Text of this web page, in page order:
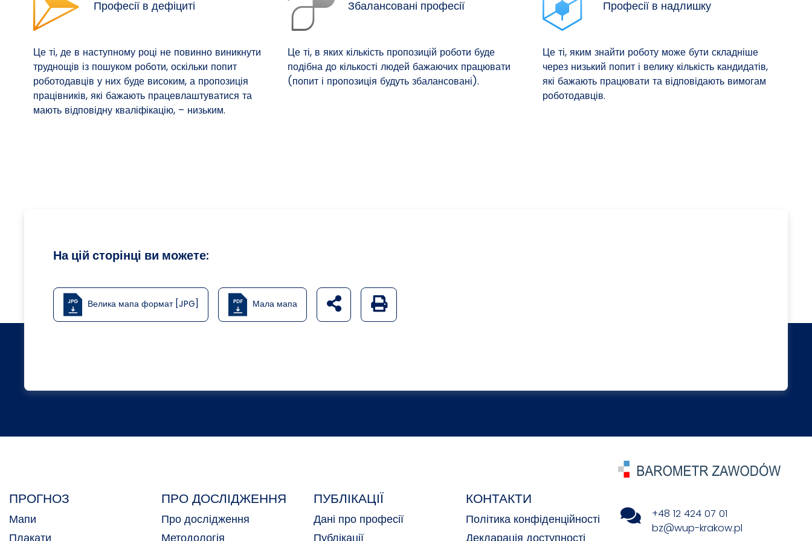
Професії в дефіциті
Це ті, де в наступному році не повинно виникнути
труднощів із пошуком роботи, оскільки попит
роботодавців у них буде високим, а пропозиція
працівників, які бажають працевлаштуватися та
мають відповідну кваліфікацію, – низьким.
Збалансовані професії
Це ті, в яких кількість пропозицій роботи буде
подібна до кількості людей бажаючих працювати
(попит і пропозиція будуть збалансовані).
Професії в надлишку
Це ті, яким знайти роботу може бути складніше
через низький попит і велику кількість кандидатів,
які бажають працювати та відповідають вимогам
роботодавців.
На цій сторінці ви можете:
Велика мапа формат [JPG] Мала мапа udostępnij na social mediach
Generuj wersję PDF strony
ПРОГНОЗ
Мапи
Плакати
ПРО ДОСЛІДЖЕННЯ
Про дослідження
Методологія
ПУБЛІКАЦІЇ
Дані про професії
Публікації
КОНТАКТИ
Політика конфіденційності
Декларація доступності
+48 12 424 07 01
bz@wup-krakow.pl